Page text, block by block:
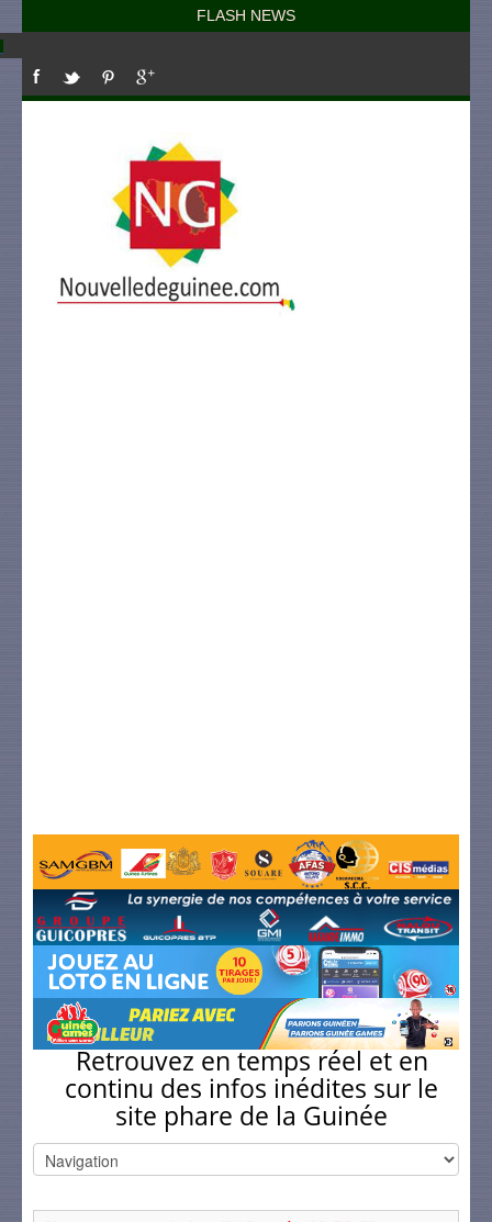
FLASH NEWS
Retrouvez en temps réel et en
continu des infos inédites sur le
site phare de la Guinée